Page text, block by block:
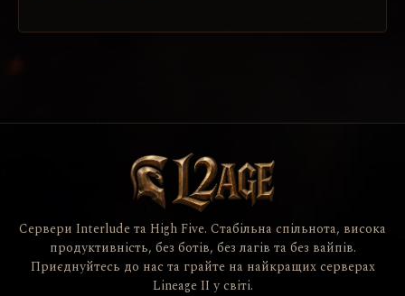
Сервери Interlude та High Five. Стабільна спільнота, висока
продуктивність, без ботів, без лагів та без вайпів.
Приєднуйтесь до нас та грайте на найкращих серверах
Lineage II у світі.